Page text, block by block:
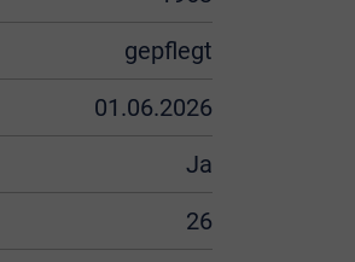
gepflegt
01.06.2026
Ja
26